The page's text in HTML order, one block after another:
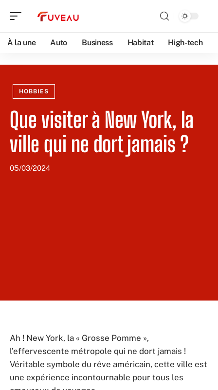
À la une Auto Business Habitat High-tech
HOBBIES
Que visiter à New York, la
ville qui ne dort jamais ?
05/03/2024
Ah ! New York, la « Grosse Pomme »,
l’effervescente métropole qui ne dort jamais !
Véritable symbole du rêve américain, cette ville est
une expérience incontournable pour tous les